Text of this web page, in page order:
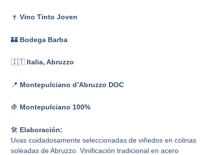
🍷Vino Tinto Joven
🏰 Bodega Barba
🇮🇹 Italia, Abruzzo
📍 Montepulciano d’Abruzzo DOC
🍇 Montepulciano 100%
🛠️ Elaboración:
Uvas cuidadosamente seleccionadas de viñedos en colinas
soleadas de Abruzzo. Vinificación tradicional en acero